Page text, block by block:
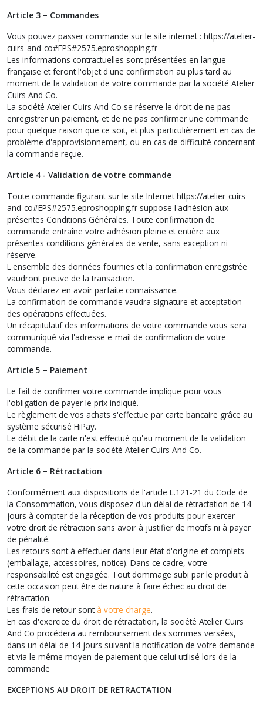
Article 3 – Commandes
Vous pouvez passer commande sur le site internet : https://atelier-
cuirs-and-co#EPS#2575.eproshopping.fr
Les informations contractuelles sont présentées en langue
française et feront l'objet d'une confirmation au plus tard au
moment de la validation de votre commande par la société Atelier
Cuirs And Co.
La société Atelier Cuirs And Co se réserve le droit de ne pas
enregistrer un paiement, et de ne pas confirmer une commande
pour quelque raison que ce soit, et plus particulièrement en cas de
problème d'approvisionnement, ou en cas de difficulté concernant
la commande reçue.
Article 4 - Validation de votre commande
Toute commande figurant sur le site Internet https://atelier-cuirs-
and-co#EPS#2575.eproshopping.fr suppose l'adhésion aux
présentes Conditions Générales. Toute confirmation de
commande entraîne votre adhésion pleine et entière aux
présentes conditions générales de vente, sans exception ni
réserve.
L'ensemble des données fournies et la confirmation enregistrée
vaudront preuve de la transaction.
Vous déclarez en avoir parfaite connaissance.
La confirmation de commande vaudra signature et acceptation
des opérations effectuées.
Un récapitulatif des informations de votre commande vous sera
communiqué via l'adresse e-mail de confirmation de votre
commande.
Article 5 – Paiement
Le fait de confirmer votre commande implique pour vous
l'obligation de payer le prix indiqué.
Le règlement de vos achats s'effectue par carte bancaire grâce au
système sécurisé HiPay.
Le débit de la carte n'est effectué qu'au moment de la validation
de la commande par la société Atelier Cuirs And Co.
Article 6 – Rétractation
Conformément aux dispositions de l'article L.121-21 du Code de
la Consommation, vous disposez d'un délai de rétractation de 14
jours à compter de la réception de vos produits pour exercer
votre droit de rétraction sans avoir à justifier de motifs ni à payer
de pénalité.
Les retours sont à effectuer dans leur état d'origine et complets
(emballage, accessoires, notice). Dans ce cadre, votre
responsabilité est engagée. Tout dommage subi par le produit à
cette occasion peut être de nature à faire échec au droit de
rétractation.
Les frais de retour sontà votre charge.
En cas d'exercice du droit de rétractation, la société Atelier Cuirs
And Co procédera au remboursement des sommes versées,
dans un délai de 14 jours suivant la notification de votre demande
et via le même moyen de paiement que celui utilisé lors de la
commande
EXCEPTIONS AU DROIT DE RETRACTATION